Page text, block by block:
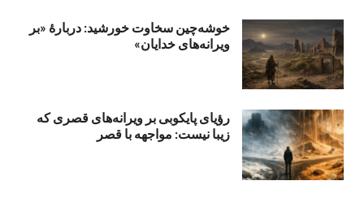
خوشه‌چین سخاوت خورشید: دربارهٔ «بر
ویرانه‌های خدایان»
رؤیای پایکوبی بر ویرانه‌های قصری که
زیبا نیست: مواجهه با قصر